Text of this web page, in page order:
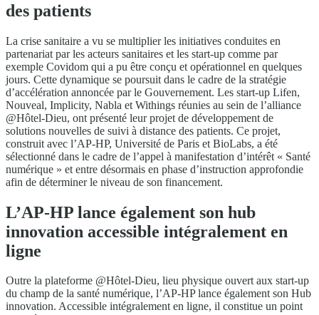
des patients
La crise sanitaire a vu se multiplier les initiatives conduites en
partenariat par les acteurs sanitaires et les start-up comme par
exemple Covidom qui a pu être conçu et opérationnel en quelques
jours. Cette dynamique se poursuit dans le cadre de la stratégie
d’accélération annoncée par le Gouvernement. Les start-up Lifen,
Nouveal, Implicity, Nabla et Withings réunies au sein de l’alliance
@Hôtel-Dieu, ont présenté leur projet de développement de
solutions nouvelles de suivi à distance des patients. Ce projet,
construit avec l’AP-HP, Université de Paris et BioLabs, a été
sélectionné dans le cadre de l’appel à manifestation d’intérêt « Santé
numérique » et entre désormais en phase d’instruction approfondie
afin de déterminer le niveau de son financement.
L’AP-HP lance également son hub
innovation accessible intégralement en
ligne
Outre la plateforme @Hôtel-Dieu, lieu physique ouvert aux start-up
du champ de la santé numérique, l’AP-HP lance également son Hub
innovation. Accessible intégralement en ligne, il constitue un point